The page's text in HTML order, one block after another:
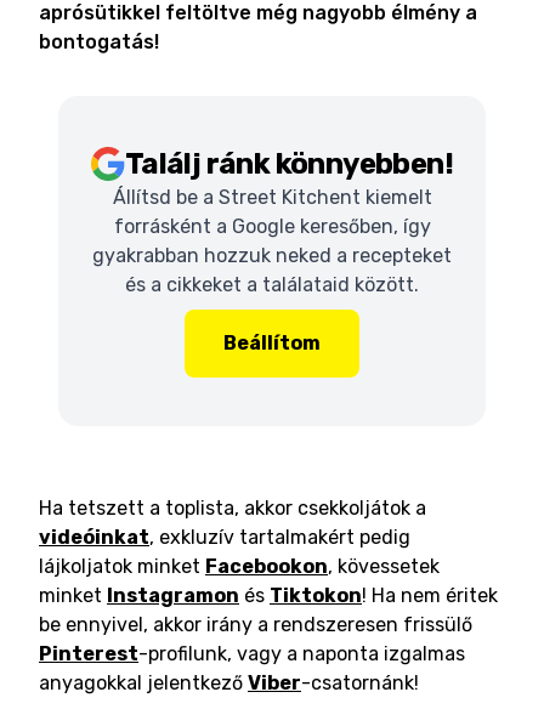
aprósütikkel feltöltve még nagyobb élmény a
bontogatás!
Találj ránk könnyebben!
Állítsd be a Street Kitchent kiemelt
forrásként a Google keresőben, így
gyakrabban hozzuk neked a recepteket
és a cikkeket a találataid között.
Beállítom
Ha tetszett a toplista, akkor csekkoljátok a
videóinkat, exkluzív tartalmakért pedig
lájkoljatok minket Facebookon, kövessetek
minket Instagramon és Tiktokon! Ha nem éritek
be ennyivel, akkor irány a rendszeresen frissülő
Pinterest-profilunk, vagy a naponta izgalmas
anyagokkal jelentkező Viber-csatornánk!